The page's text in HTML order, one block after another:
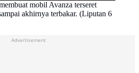
mobil Avanza terseret
akhirnya terbakar. (Liputan 6
Advertisement